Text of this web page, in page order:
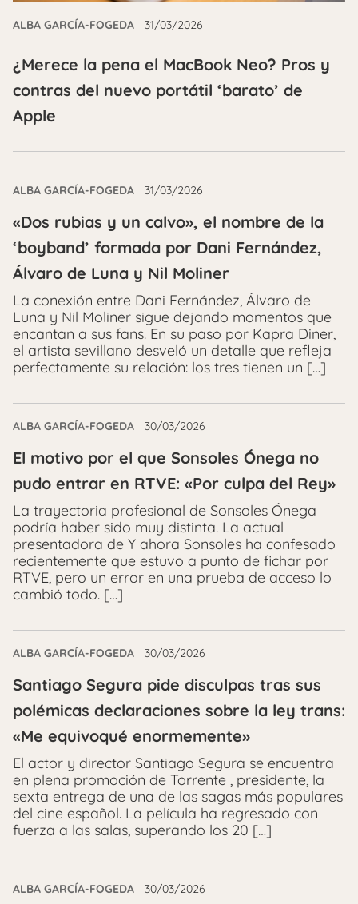
ALBA GARCÍA-FOGEDA 31/03/2026
¿Merece la pena el MacBook Neo? Pros y
contras del nuevo portátil ‘barato’ de
Apple
ALBA GARCÍA-FOGEDA 31/03/2026
«Dos rubias y un calvo», el nombre de la
‘boyband’ formada por Dani Fernández,
Álvaro de Luna y Nil Moliner
La conexión entre Dani Fernández, Álvaro de
Luna y Nil Moliner sigue dejando momentos que
encantan a sus fans. En su paso por Kapra Diner,
el artista sevillano desveló un detalle que refleja
perfectamente su relación: los tres tienen un […]
ALBA GARCÍA-FOGEDA 30/03/2026
El motivo por el que Sonsoles Ónega no
pudo entrar en RTVE: «Por culpa del Rey»
La trayectoria profesional de Sonsoles Ónega
podría haber sido muy distinta. La actual
presentadora de Y ahora Sonsoles ha confesado
recientemente que estuvo a punto de fichar por
RTVE, pero un error en una prueba de acceso lo
cambió todo. […]
ALBA GARCÍA-FOGEDA 30/03/2026
Santiago Segura pide disculpas tras sus
polémicas declaraciones sobre la ley trans:
«Me equivoqué enormemente»
El actor y director Santiago Segura se encuentra
en plena promoción de Torrente , presidente, la
sexta entrega de una de las sagas más populares
del cine español. La película ha regresado con
fuerza a las salas, superando los 20 […]
ALBA GARCÍA-FOGEDA 30/03/2026